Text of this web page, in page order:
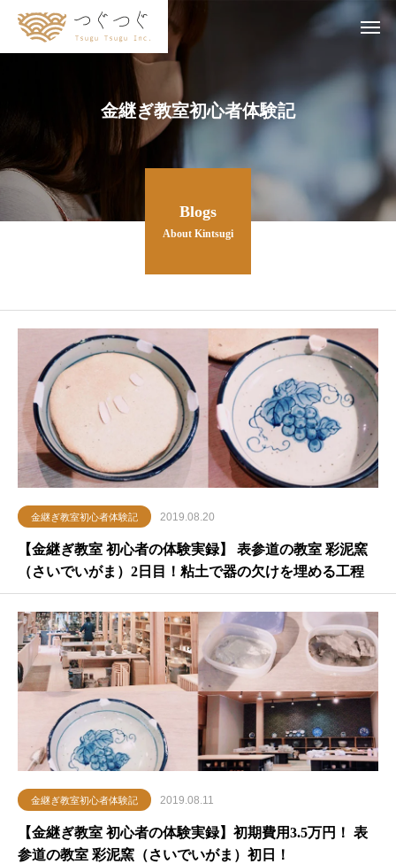
金継ぎ教室初心者体験記
Blogs
About Kintsugi
金継ぎ教室初心者体験記 2019.08.20
【金継ぎ教室 初心者の体験実録】 表参道の教室 彩泥窯
（さいでいがま）2日目！粘土で器の欠けを埋める工程
金継ぎ教室初心者体験記 2019.08.11
【金継ぎ教室 初心者の体験実録】初期費用3.5万円！ 表
参道の教室 彩泥窯（さいでいがま）初日！